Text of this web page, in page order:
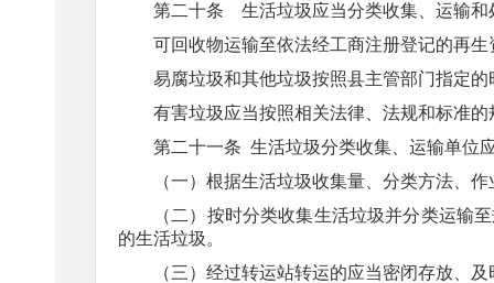
第二十条
生活垃圾应当分类收集、运输
可回收物运输至依法经工商注册登记的再
易腐垃圾和其他垃圾按照县主管部门指定
有害垃圾应当按照相关法律、法规和标准
第二十一条 生活垃圾分类收集、运输单位
（一）根据生活垃圾收集量、分类方法、
（二）按时分类收集生活垃圾并分类运输
的生活垃圾。
（三）经过转运站转运的应当密闭存放、